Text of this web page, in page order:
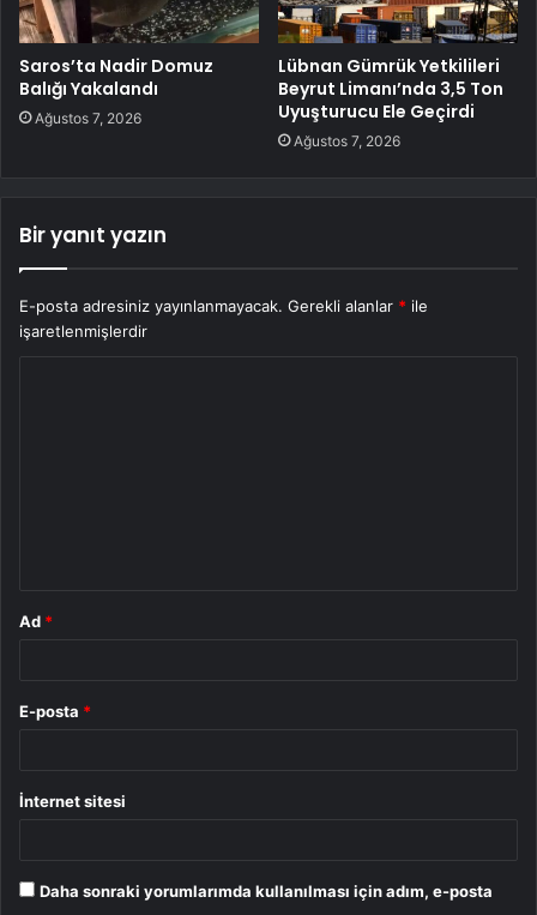
Saros’ta Nadir Domuz
Balığı Yakalandı
Ağustos 7, 2026
Lübnan Gümrük Yetkilileri
Beyrut Limanı’nda 3,5 Ton
Uyuşturucu Ele Geçirdi
Ağustos 7, 2026
Bir yanıt yazın
E-posta adresiniz yayınlanmayacak. Gerekli alanlar * ile
işaretlenmişlerdir
Ad *
E-posta *
İnternet sitesi
Daha sonraki yorumlarımda kullanılması için adım, e-posta